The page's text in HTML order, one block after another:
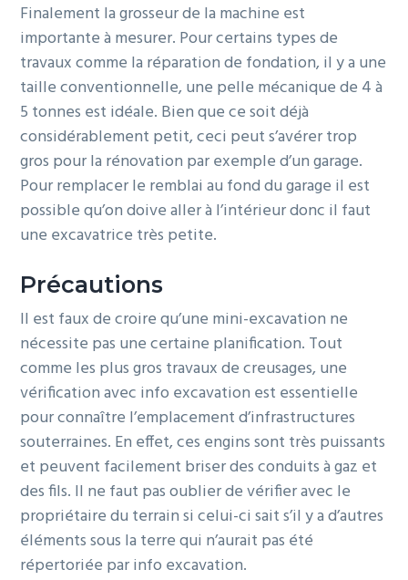
Finalement la grosseur de la machine est
importante à mesurer. Pour certains types de
travaux comme la réparation de fondation, il y a une
taille conventionnelle, une pelle mécanique de 4 à
5 tonnes est idéale. Bien que ce soit déjà
considérablement petit, ceci peut s’avérer trop
gros pour la rénovation par exemple d’un garage.
Pour remplacer le remblai au fond du garage il est
possible qu’on doive aller à l’intérieur donc il faut
une excavatrice très petite.
Précautions
Il est faux de croire qu’une mini-excavation ne
nécessite pas une certaine planification. Tout
comme les plus gros travaux de creusages, une
vérification avec info excavation est essentielle
pour connaître l’emplacement d’infrastructures
souterraines. En effet, ces engins sont très puissants
et peuvent facilement briser des conduits à gaz et
des fils. Il ne faut pas oublier de vérifier avec le
propriétaire du terrain si celui-ci sait s’il y a d’autres
éléments sous la terre qui n’aurait pas été
répertoriée par info excavation.